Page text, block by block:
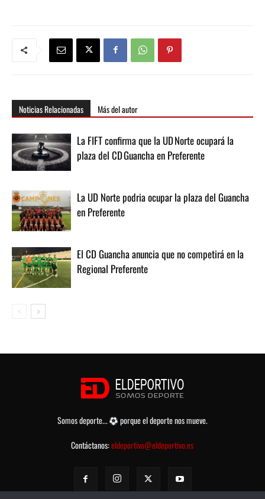
Noticias Relacionadas Más del autor
La FIFT confirma que la UD Norte ocupará la
plaza del CD Guancha en Preferente
La UD Norte podria ocupar la plaza del Guancha
en Preferente
El CD Guancha anuncia que no competirá en la
Regional Preferente
Somos deporte...
porque el deporte nos mueve.
Contáctanos:eldeportivo@eldeportivo.es